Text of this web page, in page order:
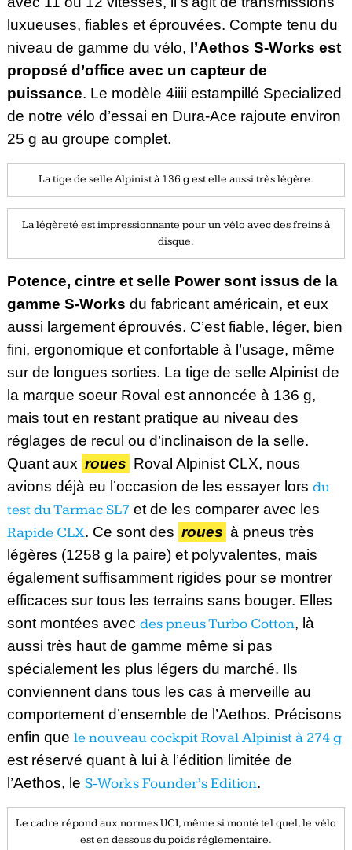
luxueuses, fiables et éprouvées. Compte tenu du
niveau de gamme du vélo, l’Aethos S-Works est
proposé d’office avec un capteur de
puissance. Le modèle 4iiii estampillé Specialized
de notre vélo d’essai en Dura-Ace rajoute environ
25 g au groupe complet.
La tige de selle Alpinist à 136 g est elle aussi très légère.
La légèreté est impressionnante pour un vélo avec des freins à
disque.
Potence, cintre et selle Power sont issus de la
gamme S-Works du fabricant américain, et eux
aussi largement éprouvés. C’est fiable, léger, bien
fini, ergonomique et confortable à l’usage, même
sur de longues sorties. La tige de selle Alpinist de
la marque soeur Roval est annoncée à 136 g,
mais tout en restant pratique au niveau des
réglages de recul ou d’inclinaison de la selle.
Quant aux roues Roval Alpinist CLX, nous
avions déjà eu l’occasion de les essayer lors du
test du Tarmac SL7et de les comparer avec les
Rapide CLX. Ce sont des roues à pneus très
légères (1258 g la paire) et polyvalentes, mais
également suffisamment rigides pour se montrer
efficaces sur tous les terrains sans bouger. Elles
sont montées avec des pneus Turbo Cotton, là
aussi très haut de gamme même si pas
spécialement les plus légers du marché. Ils
conviennent dans tous les cas à merveille au
comportement d’ensemble de l’Aethos. Précisons
enfin que le nouveau cockpit Roval Alpinist à 274 g
est réservé quant à lui à l’édition limitée de
l’Aethos, le S-Works Founder’s Edition.
Le cadre répond aux normes UCI, même si monté tel quel, le vélo
est en dessous du poids réglementaire.